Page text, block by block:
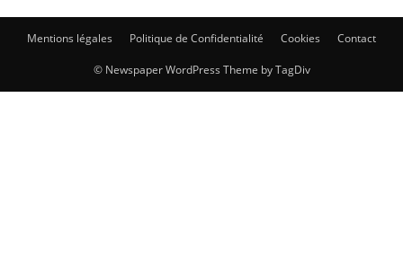
Mentions légales Politique de Confidentialité Cookies Contact
© Newspaper WordPress Theme by TagDiv